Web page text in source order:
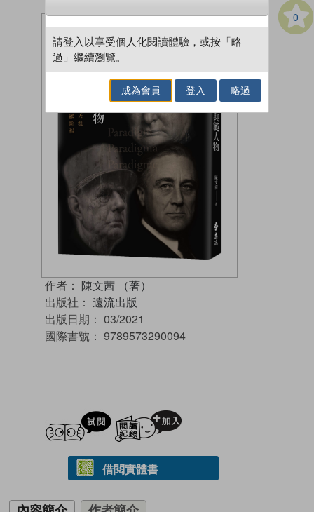
0
作者： 陳文茜 （著）
出版社： 遠流出版
出版日期： 03/2021
國際書號： 9789573290094
試閲
借閱實體書
請登入以享受個人化閱讀體驗，或按「略
過」繼續瀏覽。
成為會員 登入 略過